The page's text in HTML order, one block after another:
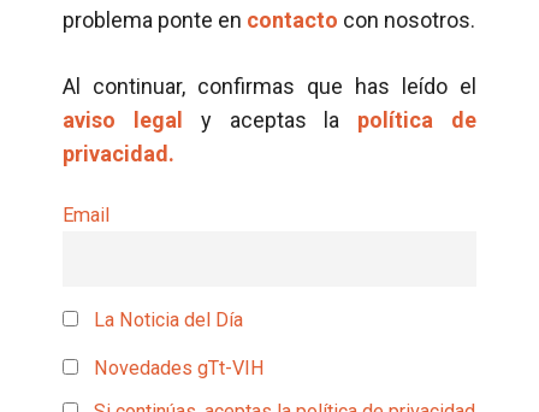
problema ponte en contacto con nosotros.
Al continuar, confirmas que has leído el
aviso legal
y aceptas la política de
privacidad.
Email
La Noticia del Día
Novedades gTt-VIH